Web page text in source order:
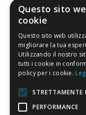
4,7/5
Eccellente
3.821
Recensioni
Questo sito
cookie
Questo sito web
migliorare la tua
Utilizzando il nostro
tutti i cookie in
policy per i cookie.
STRETTAMENTE
PERFORMANCE